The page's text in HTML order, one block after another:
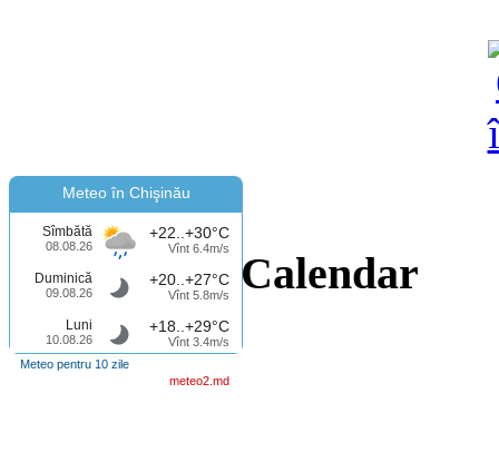
Meteo în Chişinău
Sîmbătă
08.08.26
+22..+30°C
Vînt 6.4m/s
Duminică
09.08.26
+20..+27°C
Vînt 5.8m/s
Luni
10.08.26
+18..+29°C
Vînt 3.4m/s
Meteo pentru 10 zile
meteo2.md
Calendar